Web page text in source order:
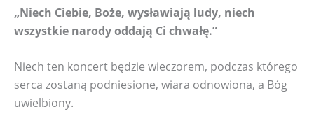
„Niech Ciebie, Boże, wysławiają ludy, niech
wszystkie narody oddają Ci chwałę.”
Niech ten koncert będzie wieczorem, podczas którego
serca zostaną podniesione, wiara odnowiona, a Bóg
uwielbiony.